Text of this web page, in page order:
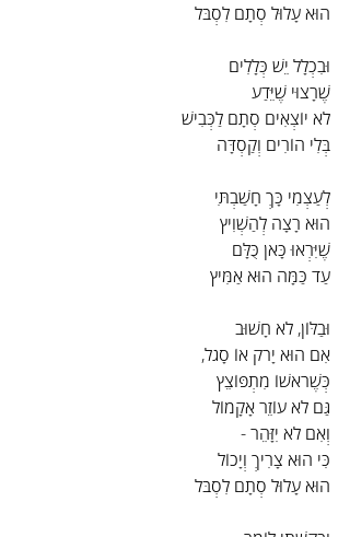
הוּא עָלוּל סְתָם לִסְבֹּל
וּבִכְלָל יֵשׁ כְּלָלִים
שֶׁרָצוּי שֶׁיֵּדַע
לֹא יוֹצְאִים סְתָם לַכְּבִישׁ
בְּלִי הוֹרִים וְקַסְדָּה
לְעַצְמִי כָּךְ חָשַׁבְתִּי
הוּא רָצָה לְהַשְׁוִיץ
שֶׁיִּרְאוּ כָּאן כֻּלָּם
עַד כַּמָּה הוּא אַמִּיץ
וּבַלּוֹן, לֹא חָשׁוּב
אִם הוּא יָרֹק אוֹ סָגֹל,
כְּשֶׁרֹאשׁוֹ מִתְפּוֹצֵץ
גַּם לֹא עוֹזֵר אָקָמוֹל
וְאִם לֹא יִזָּהֵר -
כִּי הוּא צָרִיךְ וְיָכוֹל
הוּא עָלוּל סְתָם לִסְבֹּל